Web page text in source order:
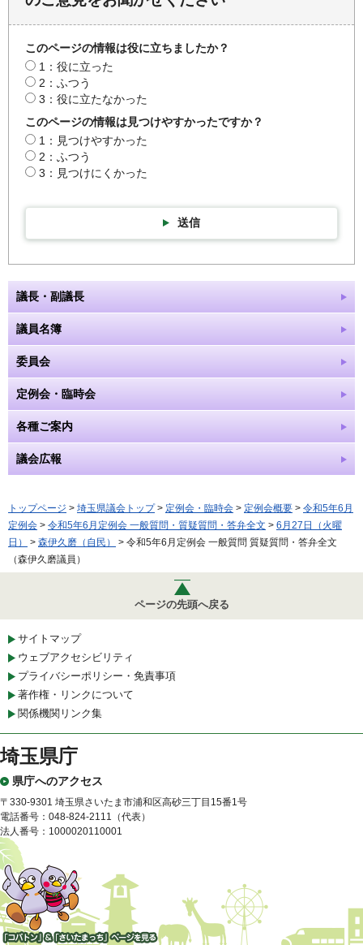
このページの情報は役に立ちましたか？
1：役に立った
2：ふつう
3：役に立たなかった
このページの情報は見つけやすかったですか？
1：見つけやすかった
2：ふつう
3：見つけにくかった
送信
議長・副議長
議員名簿
委員会
定例会・臨時会
各種ご案内
議会広報
トップページ > 埼玉県議会トップ> 定例会・臨時会 > 定例会概要 > 令和5年6月
定例会 > 令和5年6月定例会 一般質問・質疑質問・答弁全文 > 6月27日（火曜
日）
> 森伊久磨（自民）
> 令和5年6月定例会 一般質問 質疑質問・答弁全文
（森伊久磨議員）
ページの先頭へ戻る
サイトマップ
ウェブアクセシビリティ
プライバシーポリシー・免責事項
著作権・リンクについて
関係機関リンク集
埼玉県庁
県庁へのアクセス
〒330-9301 埼玉県さいたま市浦和区高砂三丁目15番1号
電話番号：048-824-2111（代表）
法人番号：1000020110001
「コバトン」&「さいたまっ